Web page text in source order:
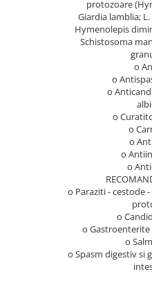
Orez, Faina si Premixuri
Produse din carne
Conserve, Pateuri, creme
Fermenti si gelifianti
Sare si inlocuitori
Produse care inlocuiesc
Unt, alternativa unt
protozoare
Giardia lamblia;
Hymenolepis
Schistosoma
o
o
o
o
o
o
o
o
o Paraziti - cestode
o
o Gastroenterite
o
o Spasm digestiv si